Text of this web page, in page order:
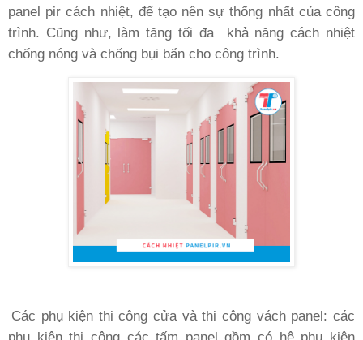
panel pir cách nhiệt, để tạo nên sự thống nhất của công
trình. Cũng như, làm tăng tối đa
khả năng cách nhiệt
chống nóng và chống bụi bẩn cho công trình.
Các phụ kiện thi công cửa và thi công vách panel: các
phụ kiện thi công các tấm panel gồm có hệ phụ kiện